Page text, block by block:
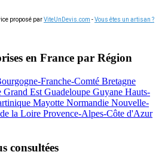
proposé parViteUnDevis.com -Vous êtes un artisan ?
en France par Région
Franche-Comté Bretagne
Grand Est Guadeloupe Guyane Hauts-
Mayotte Normandie Nouvelle-
la Loire Provence-Alpes-Côte d'Azur
consultées